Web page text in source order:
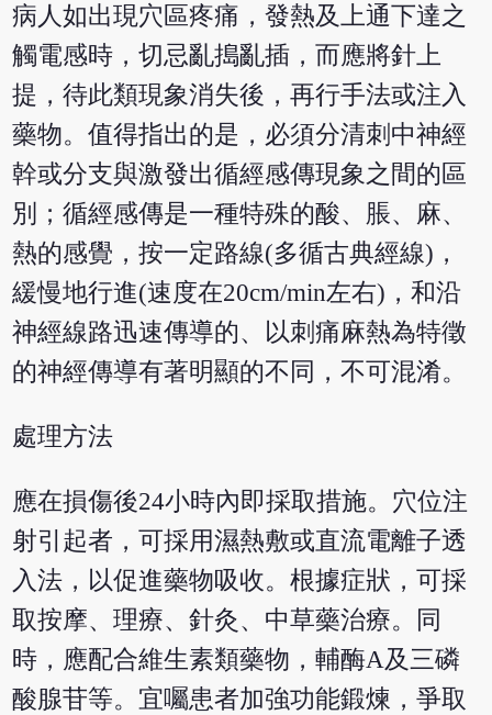
病人如出現穴區疼痛，發熱及上通下達之
觸電感時，切忌亂搗亂插，而應將針上
提，待此類現象消失後，再行手法或注入
藥物。值得指出的是，必須分清刺中神經
幹或分支與激發出循經感傳現象之間的區
別；循經感傳是一種特殊的酸、脹、麻、
熱的感覺，按一定路線(多循古典經線)，
緩慢地行進(速度在20cm/min左右)，和沿
神經線路迅速傳導的、以刺痛麻熱為特徵
的神經傳導有著明顯的不同，不可混淆。
處理方法
應在損傷後24小時內即採取措施。穴位注
射引起者，可採用濕熱敷或直流電離子透
入法，以促進藥物吸收。根據症狀，可採
取按摩、理療、針灸、中草藥治療。同
時，應配合維生素類藥物，輔酶A及三磷
酸腺苷等。宜囑患者加強功能鍛煉，爭取